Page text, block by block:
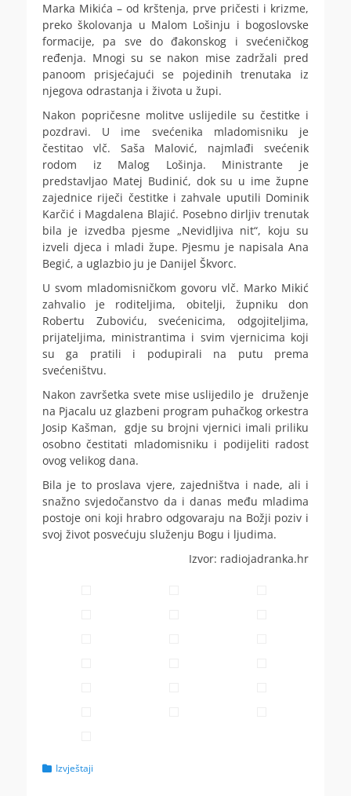
Marka Mikića – od krštenja, prve pričesti i krizme,
preko školovanja u Malom Lošinju i bogoslovske
formacije, pa sve do đakonskog i svećeničkog
ređenja. Mnogi su se nakon mise zadržali pred
panoom prisjećajući se pojedinih trenutaka iz
njegova odrastanja i života u župi.
Nakon popričesne molitve uslijedile su čestitke i
pozdravi. U ime svećenika mladomisniku je
čestitao vlč. Saša Malović, najmlađi svećenik
rodom iz Malog Lošinja. Ministrante je
predstavljao Matej Budinić, dok su u ime župne
zajednice riječi čestitke i zahvale uputili Dominik
Karčić i Magdalena Blajić. Posebno dirljiv trenutak
bila je izvedba pjesme „Nevidljiva nit“, koju su
izveli djeca i mladi župe. Pjesmu je napisala Ana
Begić, a uglazbio ju je Danijel Škvorc.
U svom mladomisničkom govoru vlč. Marko Mikić
zahvalio je roditeljima, obitelji, župniku don
Robertu Zuboviću, svećenicima, odgojiteljima,
prijateljima, ministrantima i svim vjernicima koji
su ga pratili i podupirali na putu prema
svećeništvu.
Nakon završetka svete mise uslijedilo je druženje
na Pjacalu uz glazbeni program puhačkog orkestra
Josip Kašman, gdje su brojni vjernici imali priliku
osobno čestitati mladomisniku i podijeliti radost
ovog velikog dana.
Bila je to proslava vjere, zajedništva i nade, ali i
snažno svjedočanstvo da i danas među mladima
postoje oni koji hrabro odgovaraju na Božji poziv i
svoj život posvećuju služenju Bogu i ljudima.
Izvor: radiojadranka.hr
Categories
Izvještaji